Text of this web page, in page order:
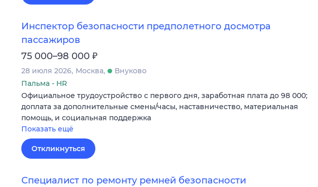
Инспектор безопасности предполетного досмотра
пассажиров
75 000–98 000 ₽
28 июля 2026 Москва
Внуково
Пальма - HR
Официальное трудоустройство с первого дня, заработная плата до 98 000;
доплата за дополнительные смены/часы, наставничество, материальная
помощь, и социальная поддержка
Показать ещё
Откликнуться
Специалист по ремонту ремней безопасности